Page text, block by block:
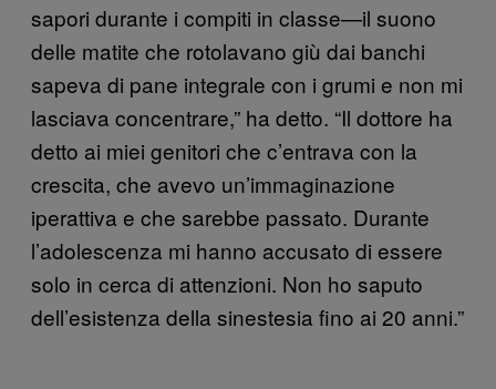
sapori durante i compiti in classe—il suono
delle matite che rotolavano giù dai banchi
sapeva di pane integrale con i grumi e non mi
lasciava concentrare,” ha detto. “Il dottore ha
detto ai miei genitori che c’entrava con la
crescita, che avevo un’immaginazione
iperattiva e che sarebbe passato. Durante
l’adolescenza mi hanno accusato di essere
solo in cerca di attenzioni. Non ho saputo
dell’esistenza della sinestesia fino ai 20 anni.”